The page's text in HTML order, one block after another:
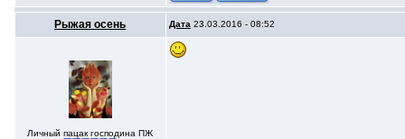
Рыжая осень Дата 23.03.2016 - 08:52
Личный пацак господина ПЖ